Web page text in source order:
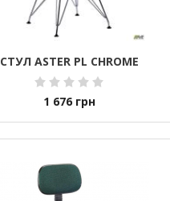
СТУЛ ASTER PL CHROME
1 676 грн